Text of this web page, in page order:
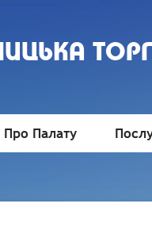
Про Палату